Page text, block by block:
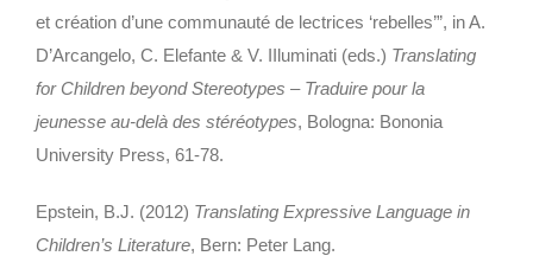
et création d’une communauté de lectrices ‘rebelles’”, in A.
D’Arcangelo, C. Elefante & V. IIluminati (eds.) Translating
for Children beyond Stereotypes – Traduire pour la
jeunesse au-delà des stéréotypes, Bologna: Bononia
University Press, 61-78.
Epstein, B.J. (2012) Translating Expressive Language in
Children’s Literature, Bern: Peter Lang.